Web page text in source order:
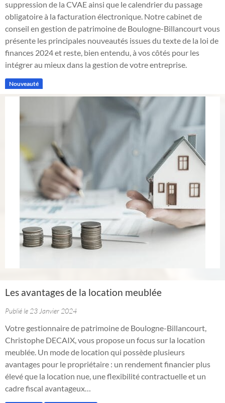
suppression de la CVAE ainsi que le calendrier du passage
obligatoire à la facturation électronique. Notre cabinet de
conseil en gestion de patrimoine de Boulogne-Billancourt vous
présente les principales nouveautés issues du texte de la loi de
finances 2024 et reste, bien entendu, à vos côtés pour les
intégrer au mieux dans la gestion de votre entreprise.
Nouveauté
Les avantages de la location meublée
Publié le 23 Janvier 2024
Votre gestionnaire de patrimoine de Boulogne-Billancourt,
Christophe DECAIX, vous propose un focus sur la location
meublée. Un mode de location qui possède plusieurs
avantages pour le propriétaire : un rendement financier plus
élevé que la location nue, une flexibilité contractuelle et un
cadre fiscal avantageux…